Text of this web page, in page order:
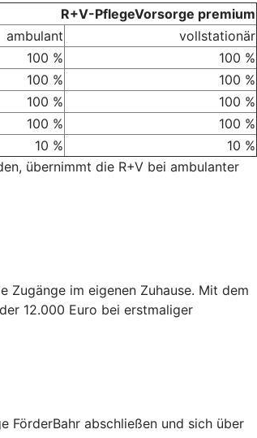
R+V-PflegeVorsorge premium
ambulant
vollstationär
100 %
100 %
100 %
100 %
100 %
100 %
100 %
100 %
10 %
10 %
übernimmt die R+V bei ambulanter
im eigenen Zuhause. Mit dem
12.000 Euro bei erstmaliger
FörderBahr abschließen und sich über